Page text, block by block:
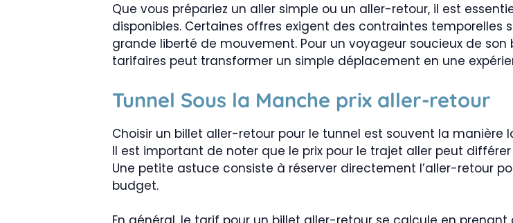
Que vous prépariez un aller simple ou un aller-retour, il est
disponibles. Certaines offres exigent des contraintes temporelles
grande liberté de mouvement. Pour un voyageur soucieux de
tarifaires peut transformer un simple déplacement en une
Tunnel Sous la Manche prix aller-retour
Choisir un billet aller-retour pour le tunnel est souvent la
Il est important de noter que le prix pour le trajet aller peut
Une petite astuce consiste à réserver directement l’aller-retour
budget.